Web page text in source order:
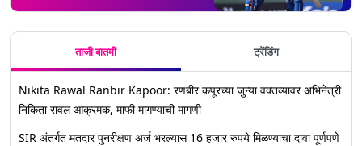
वादळी खेळी; भारताने यूएईसमोर ठेवले 202
ताजी बातमी ट्रेंडिंग
Nikita Rawal Ranbir Kapoor: रणबीर कपूरच्या जुन्या वक्तव्यावर अभिनेत्री
निकिता रावल आक्रमक, माफी मागण्याची मागणी
SIR अंतर्गत मतदार पुनरीक्षण अर्ज भरल्यास 16 हजार रुपये मिळण्याचा दावा पूर्णपणे